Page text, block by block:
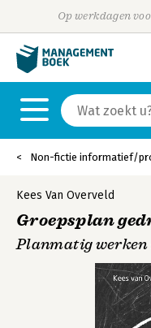
Op werkdagen
Non-fictie informatief/
Kees Van Overveld
Groepsplan
Planmatig werken